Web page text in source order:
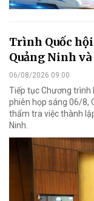
Trình Quốc
Quảng Ninh
06/08/2026 09:00
Tiếp tục Chương trình
phiên họp sáng 06/8,
thẩm tra việc thành
Ninh.